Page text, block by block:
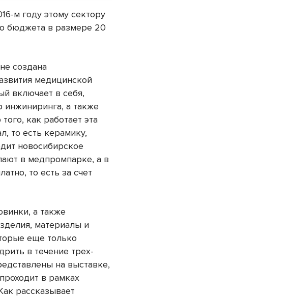
м году этому сектору
бюджета в размере 20
создана
медицинской
включает в себя,
инжиниринга, а также
как работает эта
то есть керамику,
новосибирское
в медпромпарке, а в
то есть за счет
а также
материалы и
еще только
в течение трех-
на выставке,
в рамках
рассказывает